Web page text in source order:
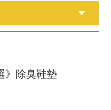
》除臭鞋墊